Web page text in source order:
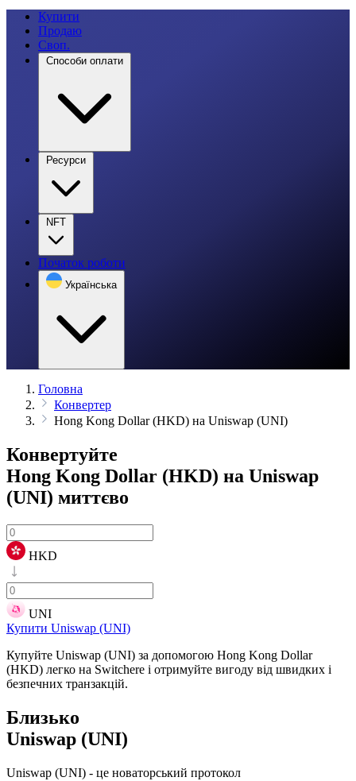
Купити
Продаю
Своп.
Способи оплати
Ресурси
NFT
Початок роботи
Українська
Головна
Конвертер
Hong Kong Dollar (HKD) на Uniswap (UNI)
Конвертуйте
Hong Kong Dollar (HKD) на Uniswap
(UNI) миттєво
HKD
UNI
Купити Uniswap (UNI)
Купуйте Uniswap (UNI) за допомогою Hong Kong Dollar
(HKD) легко на Switchere і отримуйте вигоду від швидких і
безпечних транзакцій.
Близько
Uniswap (UNI)
Uniswap (UNI) - це новаторський протокол